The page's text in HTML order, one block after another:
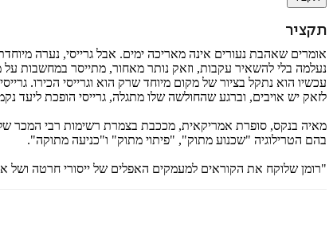
תקציר
אומרים שאהבת נעורים אינה מאריכה ימים. אבל גרייסי, נערה
נעלמה בלי להשאיר עקבות, וזאק נותר מאחור, מתייסר במחשבות
עכשיו הוא נתקל בציור של מקום מיוחד שרק הוא וגרייסי הכירו.
לזאק יש אויבים, וברגע שהחולשה שלו מתגלה, גרייסי הופכת ליעד
בהם הטרילוגיה "שכנוע מתוק", "פיתוי מתוק" ו"כניעה מתוקה".
"רומן שלוקח את הקוראים למעמקים האפלים של ייסורי חרטה ושל